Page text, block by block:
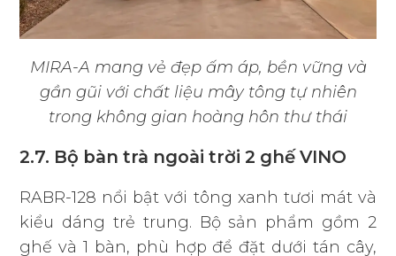
MIRA-A mang vẻ đẹp ấm áp, bền vững và
gần gũi với chất liệu mây tông tự nhiên
trong không gian hoàng hôn thư thái
2.7. Bộ bàn trà ngoài trời 2 ghế VINO
RABR-128 nổi bật với tông xanh tươi mát và
kiểu dáng trẻ trung. Bộ sản phẩm gồm 2
ghế và 1 bàn, phù hợp để đặt dưới tán cây,